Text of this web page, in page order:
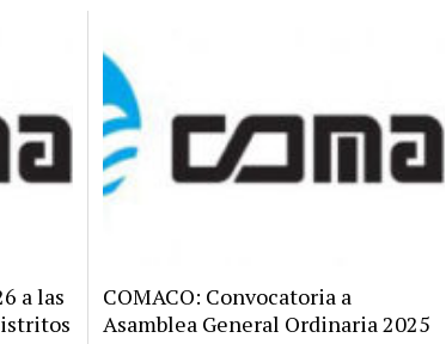
a las
COMACO: Convocatoria a
Asamblea General Ordinaria 2025